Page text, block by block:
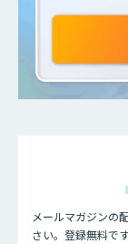
メールマガジンの
さい。登録無料です